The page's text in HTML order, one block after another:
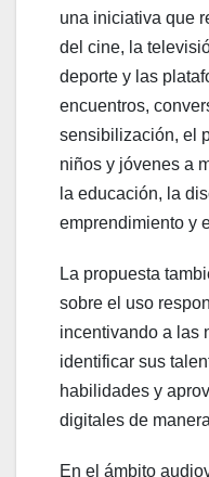
una iniciativa que
del cine, la
deporte y las
encuentros,
sensibilización, el
niños y jóvenes a
la educación, la
emprendimiento y
La propuesta
sobre el uso
incentivando a las
identificar sus
habilidades y
digitales de
En el ámbito